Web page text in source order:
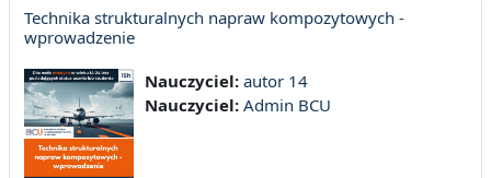
Technika strukturalnych napraw kompozytowych -
wprowadzenie
Nauczyciel: autor 14
Nauczyciel: Admin BCU